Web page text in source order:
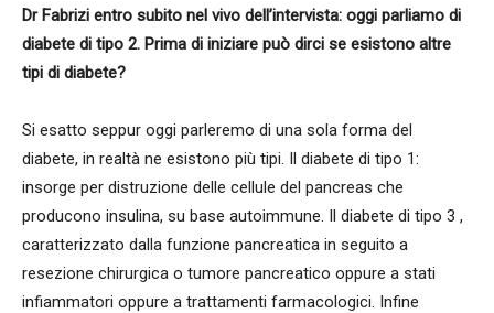
Dr Fabrizi entro subito nel vivo dell’intervista: oggi parliamo di
diabete di tipo 2. Prima di iniziare può dirci se esistono altre
tipi di diabete?
Si esatto seppur oggi parleremo di una sola forma del
diabete, in realtà ne esistono più tipi. Il diabete di tipo 1:
insorge per distruzione delle cellule del pancreas che
producono insulina, su base autoimmune. Il diabete di tipo 3 ,
caratterizzato dalla funzione pancreatica in seguito a
resezione chirurgica o tumore pancreatico oppure a stati
infiammatori oppure a trattamenti farmacologici. Infine